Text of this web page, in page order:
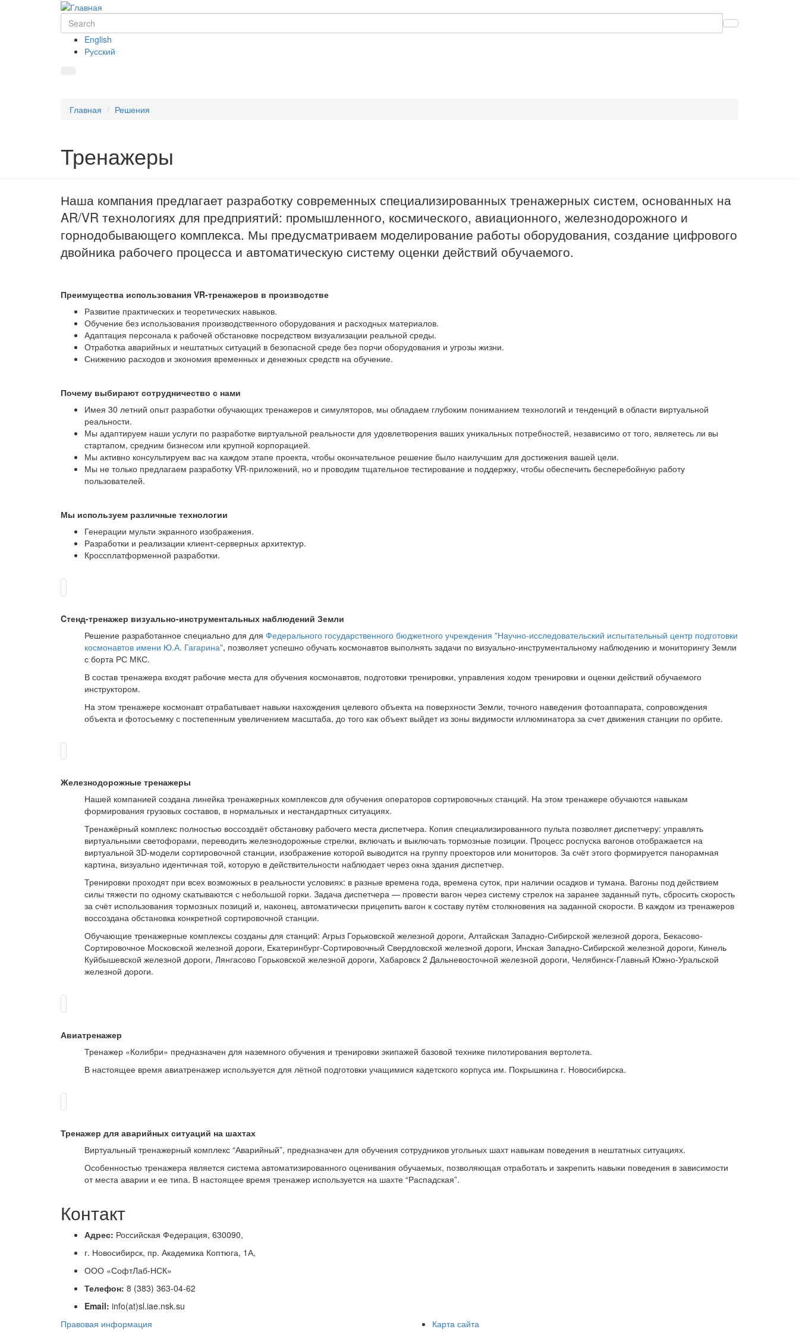
English
Русский
Главная Решения
Тренажеры
Наша компания предлагает разработку современных специализированных тренажерных систем, основанных на
AR/VR технологиях для предприятий: промышленного, космического, авиационного, железнодорожного и
горнодобывающего комплекса. Мы предусматриваем моделирование работы оборудования, создание цифрового
двойника рабочего процесса и автоматическую систему оценки действий обучаемого.
Преимущества использования VR-тренажеров в производстве
Развитие практических и теоретических навыков.
Обучение без использования производственного оборудования и расходных материалов.
Адаптация персонала к рабочей обстановке посредством визуализации реальной среды.
Отработка аварийных и нештатных ситуаций в безопасной среде без порчи оборудования и угрозы жизни.
Снижению расходов и экономия временных и денежных средств на обучение.
Почему выбирают сотрудничество с нами
Имея 30 летний опыт разработки обучающих тренажеров и симуляторов, мы обладаем глубоким пониманием технологий и тенденций в области виртуальной
реальности.
Мы адаптируем наши услуги по разработке виртуальной реальности для удовлетворения ваших уникальных потребностей, независимо от того, являетесь ли вы
стартапом, средним бизнесом или крупной корпорацией.
Мы активно консультируем вас на каждом этапе проекта, чтобы окончательное решение было наилучшим для достижения вашей цели.
Мы не только предлагаем разработку VR-приложений, но и проводим тщательное тестирование и поддержку, чтобы обеспечить бесперебойную работу
пользователей.
Мы используем различные технологии
Генерации мульти экранного изображения.
Разработки и реализации клиент-серверных архитектур.
Кроссплатформенной разработки.
Cтенд-тренажер визуально-инструментальных наблюдений Земли
Решение разработанное специально для для Федерального государственного бюджетного учреждения "Научно-исследовательский испытательный центр подготовки
космонавтов имени Ю.А. Гагарина", позволяет успешно обучать космонавтов выполнять задачи по визуально-инструментальному наблюдению и мониторингу Земли
с борта РС МКС.
В состав тренажера входят рабочие места для обучения космонавтов, подготовки тренировки, управления ходом тренировки и оценки действий обучаемого
инструктором.
На этом тренажере космонавт отрабатывает навыки нахождения целевого объекта на поверхности Земли, точного наведения фотоаппарата, сопровождения
объекта и фотосъемку с постепенным увеличением масштаба, до того как объект выйдет из зоны видимости иллюминатора за счет движения станции по орбите.
Железнодорожные тренажеры
Нашей компанией создана линейка тренажерных комплексов для обучения операторов сортировочных станций. На этом тренажере обучаются навыкам
формирования грузовых составов, в нормальных и нестандартных ситуациях.
Тренажёрный комплекс полностью воссоздаёт обстановку рабочего места диспетчера. Копия специализированного пульта позволяет диспетчеру: управлять
виртуальными светофорами, переводить железнодорожные стрелки, включать и выключать тормозные позиции. Процесс роспуска вагонов отображается на
виртуальной 3D-модели сортировочной станции, изображение которой выводится на группу проекторов или мониторов. За счёт этого формируется панорамная
картина, визуально идентичная той, которую в действительности наблюдает через окна здания диспетчер.
Тренировки проходят при всех возможных в реальности условиях: в разные времена года, времена суток, при наличии осадков и тумана. Вагоны под действием
силы тяжести по одному скатываются с небольшой горки. Задача диспетчера — провести вагон через систему стрелок на заранее заданный путь, сбросить скорость
за счёт использования тормозных позиций и, наконец, автоматически прицепить вагон к составу путём столкновения на заданной скорости. В каждом из тренажеров
воссоздана обстановка конкретной сортировочной станции.
Обучающие тренажерные комплексы созданы для станций: Агрыз Горьковской железной дороги, Алтайская Западно-Сибирской железной дорога, Бекасово-
Сортировочное Московской железной дороги, Екатеринбург-Сортировочный Свердловской железной дороги, Инская Западно-Сибирской железной дороги, Кинель
Куйбышевской железной дороги, Лянгасово Горьковской железной дороги, Хабаровск 2 Дальневосточной железной дороги, Челябинск-Главный Южно-Уральской
железной дороги.
Авиатренажер
Тренажер «Колибри» предназначен для наземного обучения и тренировки экипажей базовой технике пилотирования вертолета.
В настоящее время авиатренажер используется для лётной подготовки учащимися кадетского корпуса им. Покрышкина г. Новосибирска.
Тренажер для аварийных ситуаций на шахтах
Виртуальный тренажерный комплекс “Аварийный”, предназначен для обучения сотрудников угольных шахт навыкам поведения в нештатных ситуациях.
Особенностью тренажера является система автоматизированного оценивания обучаемых, позволяющая отработать и закрепить навыки поведения в зависимости
от места аварии и ее типа. В настоящее время тренажер используется на шахте “Распадская”.
Контакт
Адрес: Российская Федерация, 630090,
г. Новосибирск, пр. Академика Коптюга, 1А,
ООО «СофтЛаб-НСК»
Телефон: 8 (383) 363-04-62
Email: info(at)sl.iae.nsk.su
Правовая информация
Карта сайта